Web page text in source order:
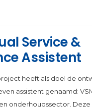
Service &
Assistent
heeft als doel de
assistent genaamd:
onderhoudssector.